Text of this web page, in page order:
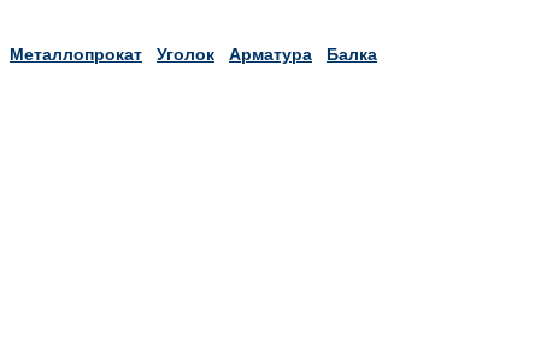
Металлопрокат Уголок Арматура Балка